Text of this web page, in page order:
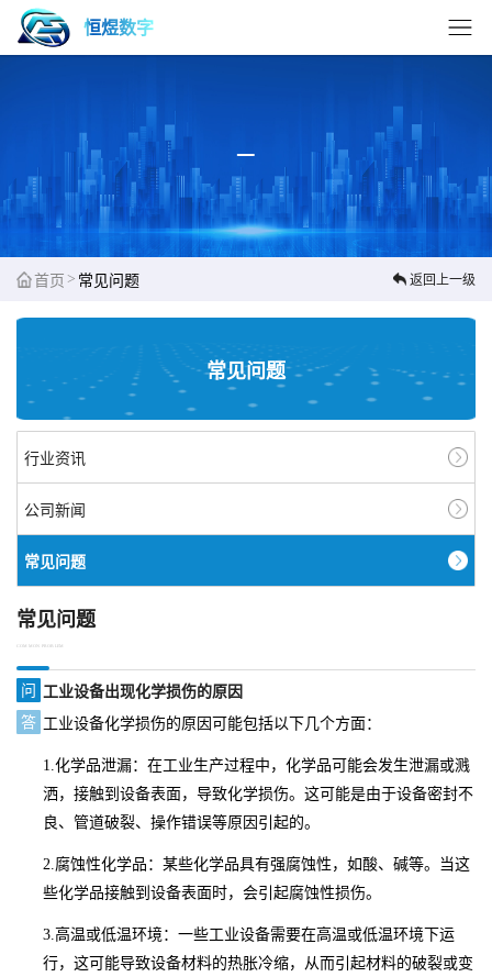
恒煜数字
首页 > 常见问题 返回上一级
常见问题
行业资讯
公司新闻
常见问题
常见问题
COMMON PROBLEM
问
工业设备出现化学损伤的原因
答 工业设备化学损伤的原因可能包括以下几个方面：
1.化学品泄漏：在工业生产过程中，化学品可能会发生泄漏或溅
洒，接触到设备表面，导致化学损伤。这可能是由于设备密封不
良、管道破裂、操作错误等原因引起的。
2.腐蚀性化学品：某些化学品具有强腐蚀性，如酸、碱等。当这
些化学品接触到设备表面时，会引起腐蚀性损伤。
3.高温或低温环境：一些工业设备需要在高温或低温环境下运
行，这可能导致设备材料的热胀冷缩，从而引起材料的破裂或变